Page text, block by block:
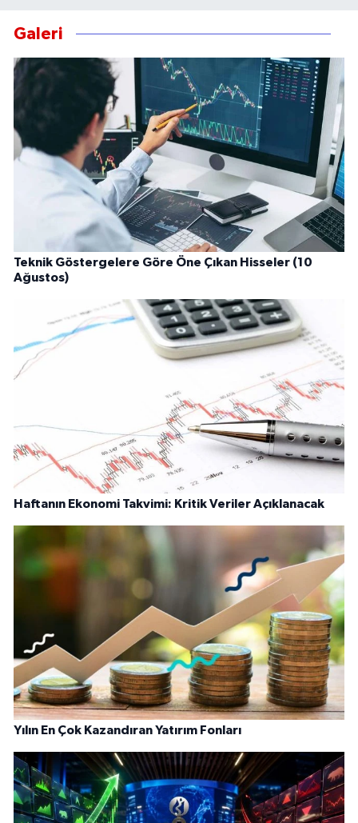
Galeri
Teknik Göstergelere Göre Öne Çıkan Hisseler (10
Ağustos)
Haftanın Ekonomi Takvimi: Kritik Veriler Açıklanacak
Yılın En Çok Kazandıran Yatırım Fonları